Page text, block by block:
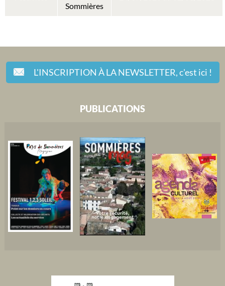
Sommières
L'INSCRIPTION À LA NEWSLETTER,c'est ici !
PUBLICATIONS